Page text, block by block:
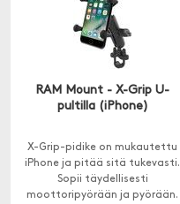
RAM Mount - X-Grip U-
pultilla (iPhone)
X-Grip-pidike on mukautettu
iPhone ja pitää sitä tukevasti.
Sopii täydellisesti
moottoripyörään ja pyörään.